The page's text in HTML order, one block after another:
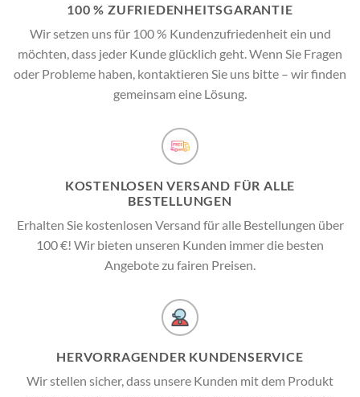
100 % ZUFRIEDENHEITSGARANTIE
Wir setzen uns für 100 % Kundenzufriedenheit ein und
möchten, dass jeder Kunde glücklich geht. Wenn Sie Fragen
oder Probleme haben, kontaktieren Sie uns bitte – wir finden
gemeinsam eine Lösung.
KOSTENLOSEN VERSAND FÜR ALLE
BESTELLUNGEN
Erhalten Sie kostenlosen Versand für alle Bestellungen über
100 €! Wir bieten unseren Kunden immer die besten
Angebote zu fairen Preisen.
HERVORRAGENDER KUNDENSERVICE
Wir stellen sicher, dass unsere Kunden mit dem Produkt